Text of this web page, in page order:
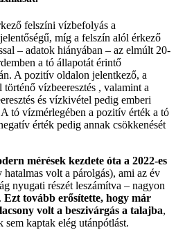
felszíni vízbefolyás a
míg a felszín alól érkező
– adatok hiányában – az elmúlt 20-
a tó állapotát érintő
A pozitív oldalon jelentkező, a
vízbeeresztés , valamint a
és vízkivétel pedig emberi
tó vízmérlegében a pozitív érték a tó
érték pedig annak csökkenését
mérések kezdete óta a 2022-es
hatalmas volt a párolgás), ami az év
nyugati részét leszámítva – nagyon
Ezt tovább erősítette, hogy már
volt a beszivárgás a talajba,
kaptak elég utánpótlást.